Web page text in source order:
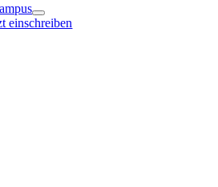
einschreiben